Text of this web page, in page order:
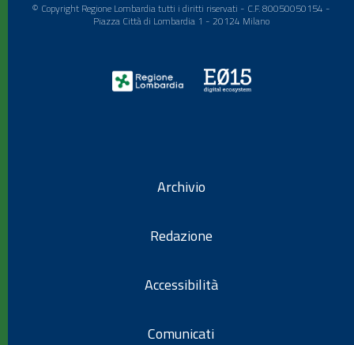
© Copyright Regione Lombardia tutti i diritti riservati - C.F. 80050050154 -
Piazza Città di Lombardia 1 - 20124 Milano
Archivio
Redazione
Accessibilità
Comunicati